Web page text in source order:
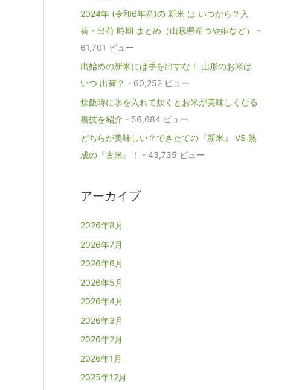
2024年 (令和6年産)の 新米 は いつから？入
荷・出荷 時期 まとめ（山形県産つや姫など）
-
61,701 ビュー
出始めの新米には手を出すな！ 山形のお米は
いつ 出荷？ - 60,252 ビュー
炊飯時に氷を入れて炊くとお米が美味しくなる
裏技を紹介 - 56,684 ビュー
どちらが美味しい？できたての『新米』 VS 熟
成の『古米』！
- 43,735 ビュー
アーカイブ
2026年8月
2026年7月
2026年6月
2026年5月
2026年4月
2026年3月
2026年2月
2026年1月
2025年12月